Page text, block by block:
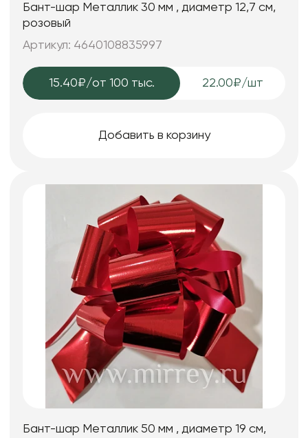
Бант-шар Металлик 30 мм , диаметр 12,7 см,
розовый
Артикул: 4640108835997
15.40₽/от 100 тыс. 22.00₽/шт
Добавить в корзину
Бант-шар Металлик 50 мм , диаметр 19 см,